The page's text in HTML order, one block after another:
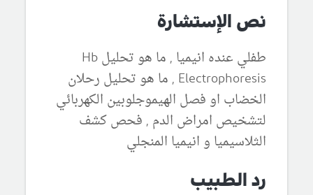
نص الإستشارة
طفلي عنده انيميا , ما هو تحليل Hb
Electrophoresis , ما هو تحليل رحلان
الخضاب او فصل الهيموجلوبين الكهربائي
لتشخيص امراض الدم , فحص كشف
الثلاسيميا و انيميا المنجلي
رد الطبيب